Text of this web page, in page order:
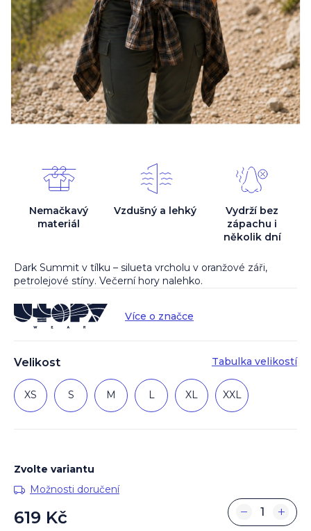
Velikost Tabulka velikostí
XS S M L XL XXL
Dark Summit v tílku – silueta vrcholu v oranžové záři,
petrolejové stíny. Večerní hory nalehko.
Více o značce
Nemačkavý
materiál
Vzdušný a lehký
Vydrží bez
zápachu i
několik dní
Zvolte variantu
Možnosti doručení
619 Kč +
−